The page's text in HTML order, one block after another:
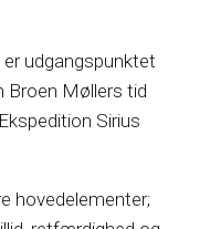
udgangspunktet
Broen Møllers tid
Sirius
hovedelementer;